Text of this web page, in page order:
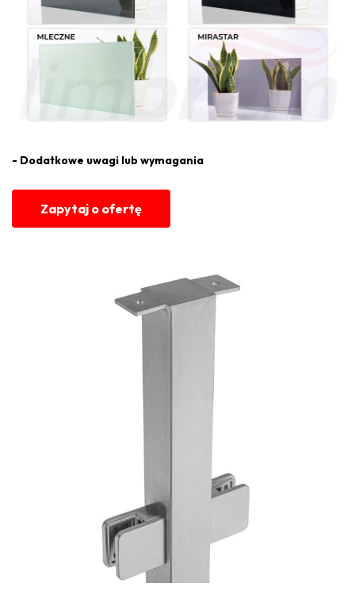
- Dodatkowe uwagi lub wymagania
Zapytaj o ofertę